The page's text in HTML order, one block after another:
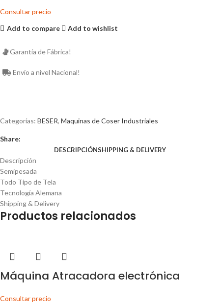
Consultar precio
Add to compare
Add to wishlist
Garantía de Fábrica!
Envío a nivel Nacional!
Categorías: BESER, Maquinas de Coser Industriales
Share:
DESCRIPCIÓNSHIPPING & DELIVERY
Descripción
Semipesada
Todo Tipo de Tela
Tecnología Alemana
Shipping & Delivery
Productos relacionados
Máquina Atracadora electrónica
Consultar precio